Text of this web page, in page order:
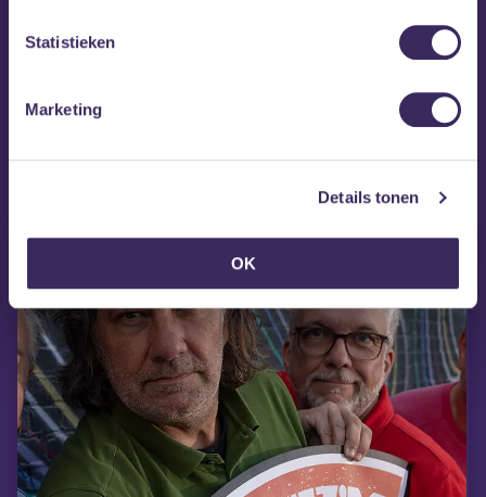
Statistieken
Marketing
Details tonen
OK
MEZZ tipt